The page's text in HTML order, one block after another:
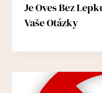
Je Oves Bez
Vaše Otázky